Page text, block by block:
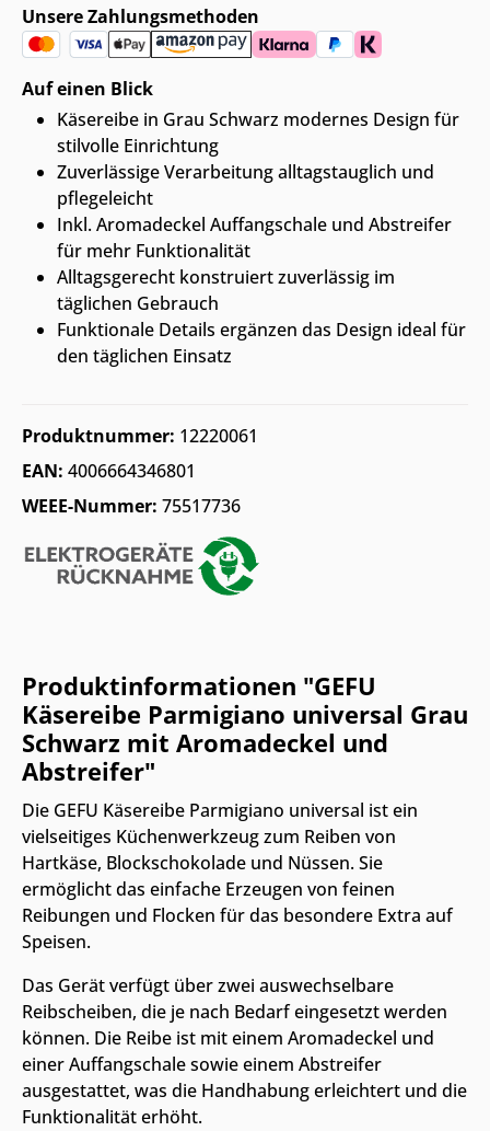
Unsere Zahlungsmethoden
Auf einen Blick
Käsereibe in Grau Schwarz modernes Design für
stilvolle Einrichtung
Zuverlässige Verarbeitung alltagstauglich und
pflegeleicht
Inkl. Aromadeckel Auffangschale und Abstreifer
für mehr Funktionalität
Alltagsgerecht konstruiert zuverlässig im
täglichen Gebrauch
Funktionale Details ergänzen das Design ideal für
den täglichen Einsatz
Produktnummer: 12220061
EAN: 4006664346801
WEEE-Nummer: 75517736
Produktinformationen "GEFU
Käsereibe Parmigiano universal Grau
Schwarz mit Aromadeckel und
Abstreifer"
Die GEFU Käsereibe Parmigiano universal ist ein
vielseitiges Küchenwerkzeug zum Reiben von
Hartkäse, Blockschokolade und Nüssen. Sie
ermöglicht das einfache Erzeugen von feinen
Reibungen und Flocken für das besondere Extra auf
Speisen.
Das Gerät verfügt über zwei auswechselbare
Reibscheiben, die je nach Bedarf eingesetzt werden
können. Die Reibe ist mit einem Aromadeckel und
einer Auffangschale sowie einem Abstreifer
ausgestattet, was die Handhabung erleichtert und die
Funktionalität erhöht.